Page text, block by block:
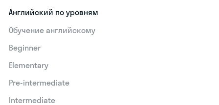
Английский по уровням
Обучение английскому
Beginner
Elementary
Pre-intermediate
Intermediate